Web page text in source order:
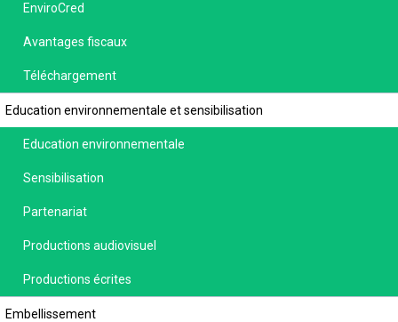
EnviroCred
Avantages fiscaux
Téléchargement
Education environnementale et sensibilisation
Education environnementale
Sensibilisation
Partenariat
Productions audiovisuel
Productions écrites
Embellissement